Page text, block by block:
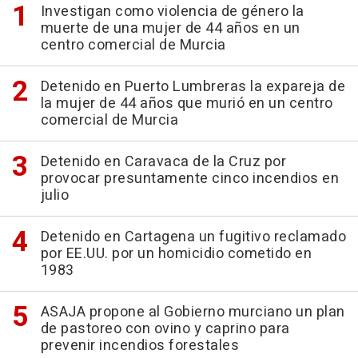
Investigan como violencia de género la
muerte de una mujer de 44 años en un
centro comercial de Murcia
Detenido en Puerto Lumbreras la expareja de
la mujer de 44 años que murió en un centro
comercial de Murcia
Detenido en Caravaca de la Cruz por
provocar presuntamente cinco incendios en
julio
Detenido en Cartagena un fugitivo reclamado
por EE.UU. por un homicidio cometido en
1983
ASAJA propone al Gobierno murciano un plan
de pastoreo con ovino y caprino para
prevenir incendios forestales